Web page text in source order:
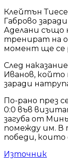
Клейтън
Габрово
Аделани също
тренират на
момент ще се
След
Иванов,
заради
По-рано през
0:0 във
загуба от
помежду им. В
победи, които
Източник